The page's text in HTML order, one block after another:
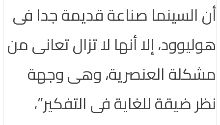
أن السينما صناعة قديمة جدا فى
هوليوود، إلا أنها لا تزال تعانى من
مشكلة العنصرية، وهى وجهة
نظر ضيقة للغاية فى التفكير”،